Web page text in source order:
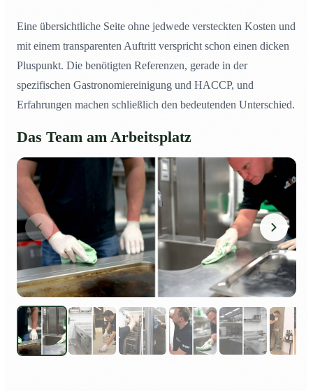
Eine übersichtliche Seite ohne jedwede versteckten Kosten und
mit einem transparenten Auftritt verspricht schon einen dicken
Pluspunkt. Die benötigten Referenzen, gerade in der
spezifischen Gastronomiereinigung und HACCP, und
Erfahrungen machen schließlich den bedeutenden Unterschied.
Das Team am Arbeitsplatz